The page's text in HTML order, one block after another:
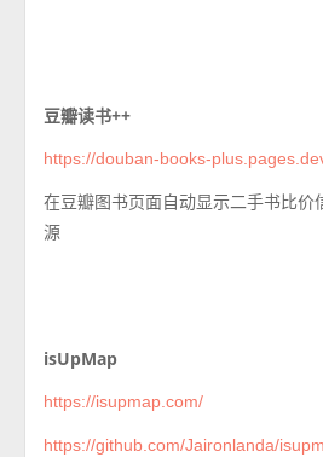
豆瓣读书++
https://douban-books-
在豆瓣图书页面自动显示二手书比价
源
isUpMap
https://isupmap.com/
https://github.com/Jaironlanda/